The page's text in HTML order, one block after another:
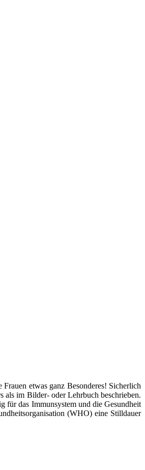
etwas ganz Besonderes! Sicherlich
als im Bilder- oder Lehrbuch beschrieben.
für das Immunsystem und die Gesundheit
(WHO) eine Stilldauer